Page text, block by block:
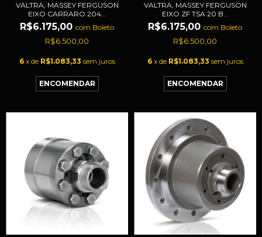
VALTRA, MASSEY FERGUSON
EIXO CARRARO 204...
R$6.175,00 com Boleto
R$6.500,00
6 x de R$1.083,33 sem juros
VALTRA, MASSEY FERGUSON
EIXO ZF TSA 20 B...
R$6.175,00 com Boleto
R$6.500,00
6 x de R$1.083,33 sem juros